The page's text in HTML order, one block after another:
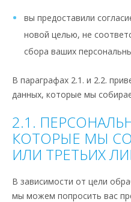
вы предоставили
новой целью, не
сбора ваших
В параграфах 2.1. и 2.2.
данных, которые мы
2.1.
КОТОРЫЕ МЫ
ИЛИ ТРЕТЬИХ
В зависимости от цели
мы можем попросить вас